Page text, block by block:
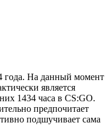
года. На данный момент
является
1434 часа в CS:GO.
предпочитает
подшучивает сама